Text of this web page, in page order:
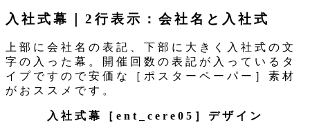
ー
入社式幕｜2行表示：会社名と入社式
上部に会社名の表記、下部に大きく入社式の文
字の入った幕。開催回数の表記が入っているタ
イプですので安価な［ポスターペーパー］素材
がおススメです。
入社式幕［ent_cere05］デザイン